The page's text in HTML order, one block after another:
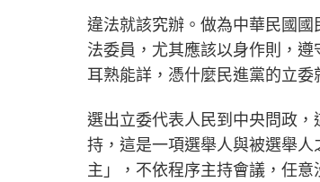
違法就該究辦。做為中華民國
法委員，尤其應該以身作則，
耳熟能詳，憑什麼民進黨的立委
選出立委代表人民到中央問政
持，這是一項選舉人與被選舉
主」，不依程序主持會議，任